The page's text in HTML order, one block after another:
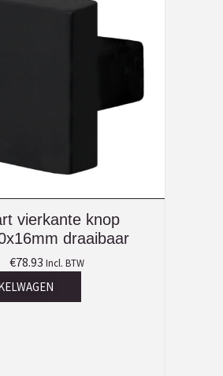
vierkante knop
draaibaar
€78.93 Incl. BTW